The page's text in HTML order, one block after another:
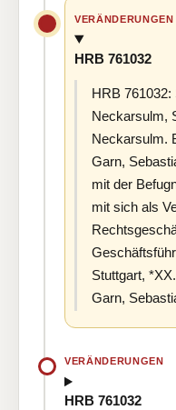
VERÄNDERUNGEN
HRB 761032
HRB
Neckarsulm,
Neckarsulm.
Garn,
mit der
mit sich als
Stuttgart,
Garn,
VERÄNDERUNGEN
HRB 761032